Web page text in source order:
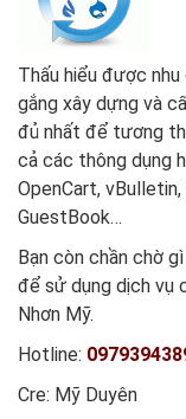
Thấu hiểu được
gắng xây dựng và
đủ nhất để tương
cả các thông dụng
OpenCart, vBulletin,
GuestBook…
Bạn còn chần chờ
để sử dụng dịch vụ
Nhơn Mỹ.
Hotline:
Cre: Mỹ Duyên